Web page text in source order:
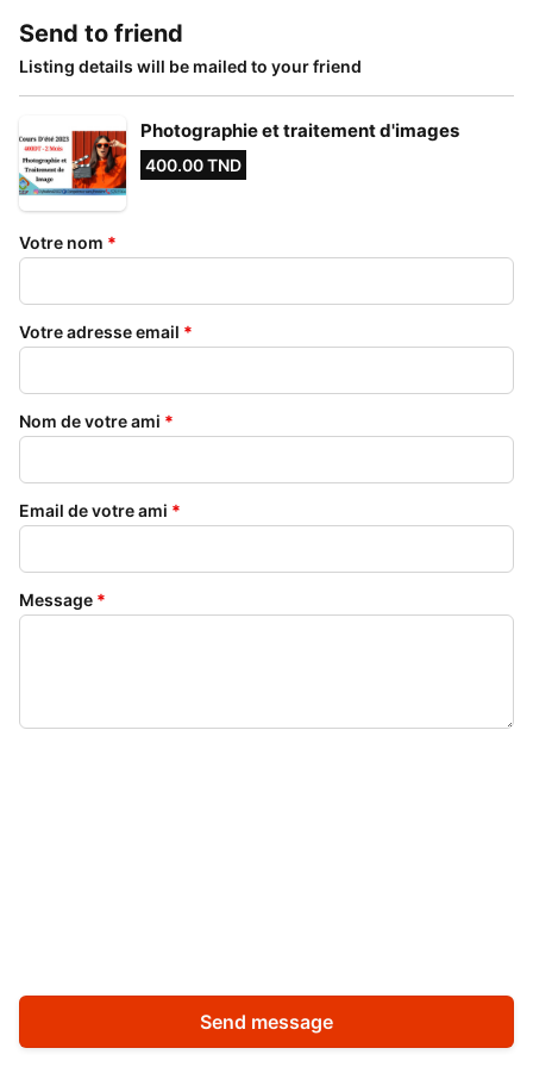
Send to friend
Listing details will be mailed to your friend
Photographie et traitement d'images
400.00 TND
Votre nom *
Votre adresse email *
Nom de votre ami *
Email de votre ami *
Message *
Send message